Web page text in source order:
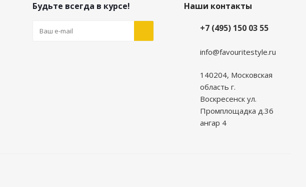
Будьте всегда в курсе!
Наши контакты
+7 (495) 150 03 55
info@favouritestyle.ru
140204, Московская
область г.
Воскресенск ул.
Промплощадка д.36
ангар 4